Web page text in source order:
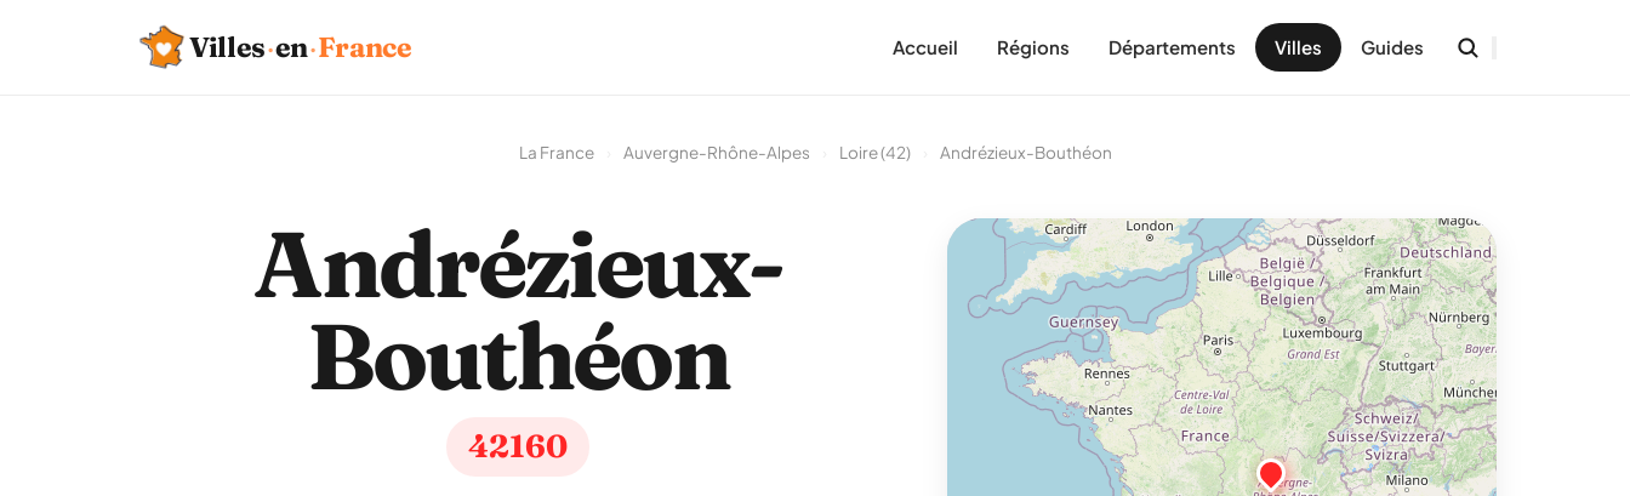
Villes·en·France Accueil Régions Départements Villes Guides
La France Auvergne-Rhône-Alpes Loire (42) Andrézieux-Bouthéon
Andrézieux-
Bouthéon
42160